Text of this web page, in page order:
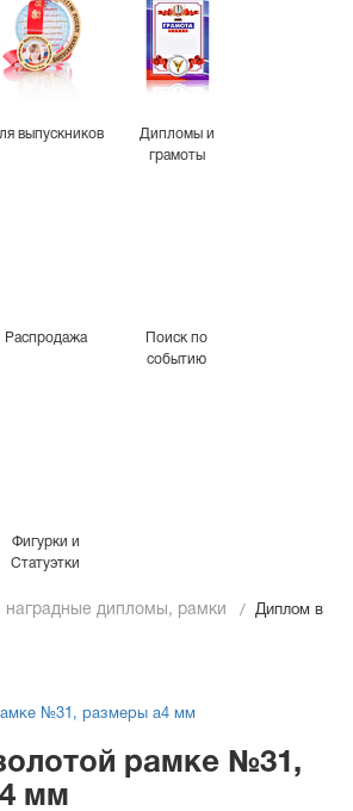
выпускников
Дипломы и
грамоты
Распродажа
Поиск по
событию
Фигурки и
Статуэтки
наградные дипломы, рамки Диплом в
рамке №31,
мм